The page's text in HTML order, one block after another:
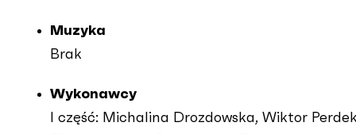
Muzyka
Brak
Wykonawcy
I część: Michalina Drozdowska, Wiktor